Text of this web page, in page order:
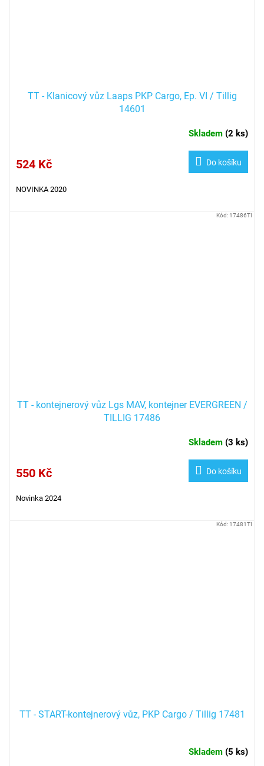
TT - Klanicový vůz Laaps PKP Cargo, Ep. VI / Tillig
14601
Skladem (2 ks)
524 Kč Do košíku
NOVINKA 2020
TT - kontejnerový vůz Lgs MAV, kontejner EVERGREEN /
TILLIG 17486
Skladem (3 ks)
550 Kč Do košíku
Novinka 2024
Kód: 17486TI
TT - START-kontejnerový vůz, PKP Cargo / Tillig 17481
Skladem (5 ks)
Kód: 17481TI